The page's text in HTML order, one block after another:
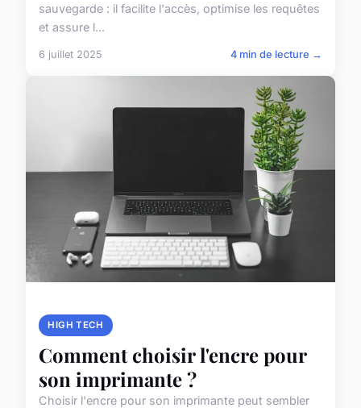
sauvegarde : il facilite l'accès, optimise les requêtes
et assure l...
6 juillet 2025 4 min de lecture →
HIGH TECH
Comment choisir l'encre pour
son imprimante ?
Choisir l'encre pour son imprimante peut sembler